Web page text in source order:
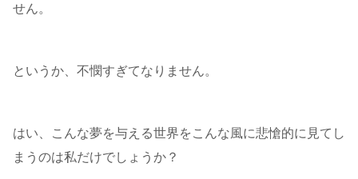
せん。
というか、不憫すぎてなりません。
はい、こんな夢を与える世界をこんな風に悲愴的に見てし
まうのは私だけでしょうか？